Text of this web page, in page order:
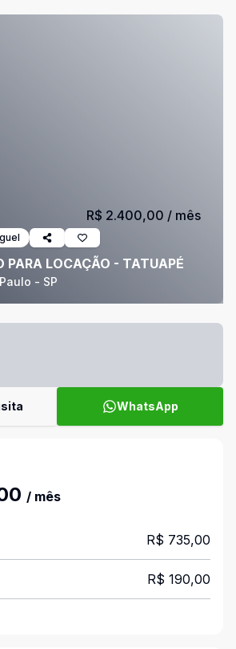
PARA LOCAÇÃO - TATUAPÉ
- SP
R$ 2.400,00 / mês
WhatsApp
/ mês
R$ 735,00
R$ 190,00